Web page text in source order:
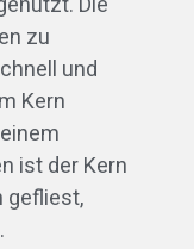
zu
und
Kern
ist der Kern
gefliest,